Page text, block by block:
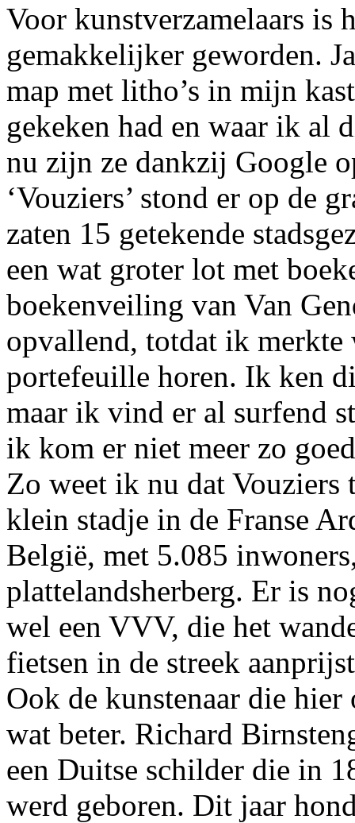
Voor kunstverzamelaars is
gemakkelijker geworden.
map met litho’s in mijn
gekeken had en waar ik al
nu zijn ze dankzij Google
‘Vouziers’ stond er op de
zaten 15 getekende
een wat groter lot met
boekenveiling van Van
opvallend, totdat ik merkte
portefeuille horen. Ik ken
maar ik vind er al surfend
ik kom er niet meer zo
Zo weet ik nu dat
klein stadje in de Franse
België, met 5.085
plattelandsherberg. Er is
wel een VVV, die het
fietsen in de streek
Ook de kunstenaar die
wat beter. Richard
een Duitse schilder die in
werd geboren. Dit jaar